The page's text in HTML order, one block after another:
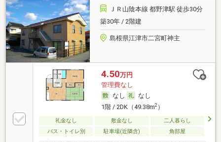
ＪＲ山陰本線 都野津駅 徒歩30分
築30年 / 2階建
島根県江津市二宮町神主
4.50万円
管理費なし
なし
なし
1階 / 2DK（49.38m2）
礼金なし 敷金なし
二人暮らし
バス・トイレ別
駐車場(近隣含) 角部屋